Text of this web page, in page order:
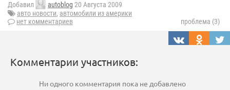
Добавил autoblog 20 Августа 2009
авто новости, автомобили из америки
нет комментариев
проблема (3)
Комментарии участников:
Ни одного комментария пока не добавлено